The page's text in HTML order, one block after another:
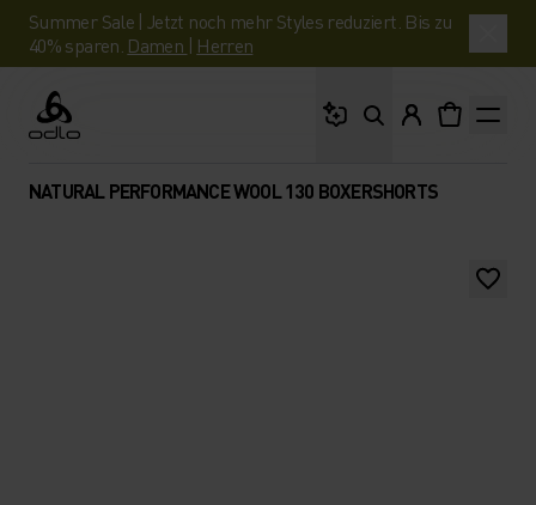
Summer Sale | Jetzt noch mehr Styles reduziert. Bis zu
40% sparen. Damen | Herren
Odlo
NATURAL PERFORMANCE WOOL 130 BOXERSHORTS